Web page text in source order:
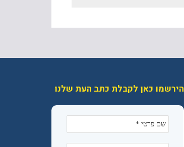
הירשמו כאן לקבלת כתב העת שלנו